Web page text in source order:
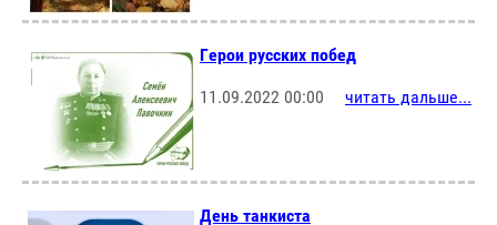
Герои русских побед
11.09.2022 00:00
читать дальше...
День танкиста